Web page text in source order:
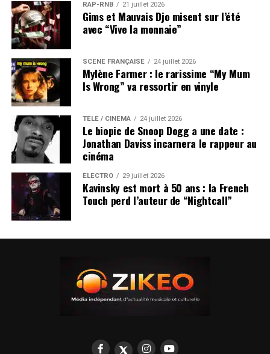
RAP-RNB 21 juillet 2026
Gims et Mauvais Djo misent sur l’été
avec “Vive la monnaie”
SCÈNE FRANÇAISE 24 juillet 2026
Mylène Farmer : le rarissime “My Mum
Is Wrong” va ressortir en vinyle
TÉLÉ / CINÉMA 24 juillet 2026
Le biopic de Snoop Dogg a une date :
Jonathan Daviss incarnera le rappeur au
cinéma
ÉLECTRO 29 juillet 2026
Kavinsky est mort à 50 ans : la French
Touch perd l’auteur de “Nightcall”